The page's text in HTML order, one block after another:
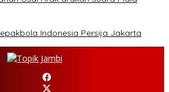
Indonesia Persija Jakarta